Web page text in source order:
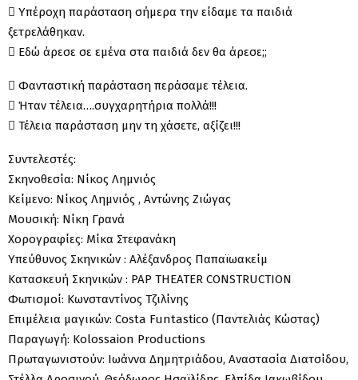
 Υπέροχη παράσταση σήμερα την είδαμε τα παιδιά
ξετρελάθηκαν.
 Εδώ άρεσε σε εμένα στα παιδιά δεν θα άρεσε;;
 Φανταστική παράσταση περάσαμε τέλεια.
 Ήταν τέλεια….συγχαρητήρια πολλά!!!
 Τέλεια παράσταση μην τη χάσετε, αξίζει!!!
Συντελεστές:
Σκηνοθεσία: Νίκος Λημνιός
Κείμενο: Νίκος Λημνιός , Αντώνης Ζιώγας
Μουσική: Νίκη Γρανά
Χορογραφίες: Μίκα Στεφανάκη
Υπεύθυνος Σκηνικών : Αλέξανδρος Παπαϊωακείμ
Κατασκευή Σκηνικών : PAP THEATER CONSTRUCTION
Φωτισμοί: Κωνσταντίνος Τζιλίνης
Επιμέλεια μαγικών: Costa Funtastico (Παντελιάς Κώστας)
Παραγωγή: Kolossaion Productions
Πρωταγωνιστούν: Ιωάννα Δημητριάδου, Αναστασία Διατσίδου,